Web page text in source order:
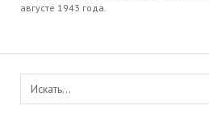
августе 1943 года.